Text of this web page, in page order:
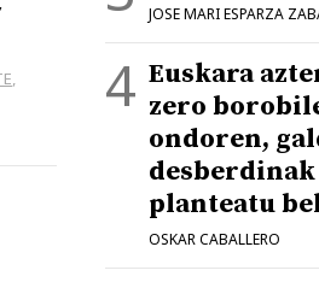
,
JOSE MARI ESPARZA
Euskara
zero
ondoren,
desberdinak
planteatu
OSKAR CABALLERO